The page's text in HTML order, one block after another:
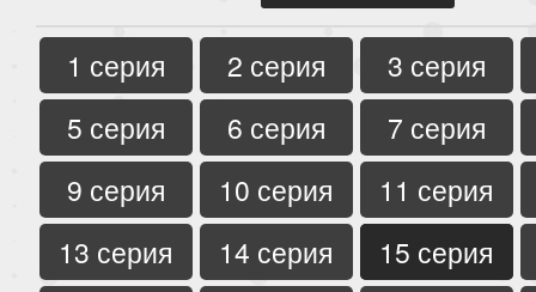
1 серия 2 серия
3 серия
5 серия
6 серия
7 серия
9 серия
10 серия
11 серия
13 серия
14 серия
15 серия